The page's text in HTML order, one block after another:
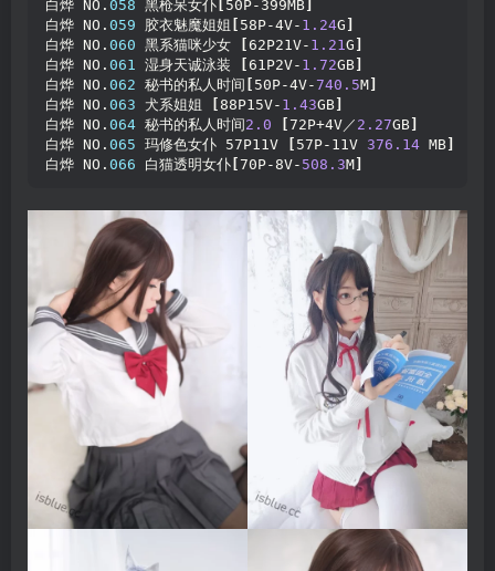
白烨 NO. 058 黑枪呆女仆 [ 50P-399MB]
白烨 NO. 059 胶衣魅魔姐姐 [ 58P-4V- 1.24G ]
白烨 NO. 060 黑系猫咪少女 [62P21V- 1.21 G ]
白烨 NO. 061 湿身天诚泳装 [61P2V- 1.72GB]
白烨 NO. 062 秘书的私人时间 [ 50P-4V-740.5M]
白烨 NO. 063 犬系姐姐 [88P15V- 1.43GB]
白烨 NO. 064 秘书的私人时间2.0 [72P+4V／ 2.27GB]
白烨 NO. 065 玛修色女仆 57P11V [ 57P-11V 376.14 MB]
白烨 NO. 066 白猫透明女仆 [70P-8V- 508.3M]